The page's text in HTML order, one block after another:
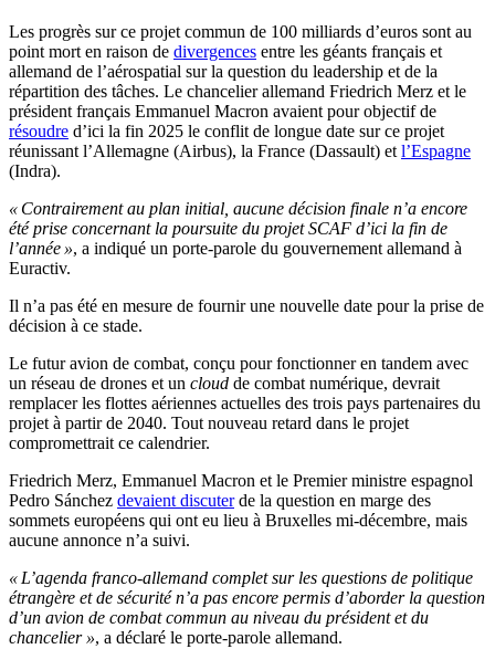
Les progrès sur ce projet commun de 100 milliards d’euros sont au
point mort en raison de divergences entre les géants français et
allemand de l’aérospatial sur la question du leadership et de la
répartition des tâches. Le chancelier allemand Friedrich Merz et le
président français Emmanuel Macron avaient pour objectif de
résoudre d’ici la fin 2025 le conflit de longue date sur ce projet
réunissant l’Allemagne (Airbus), la France (Dassault) et l’Espagne
(Indra).
« Contrairement au plan initial, aucune décision finale n’a encore
été prise concernant la poursuite du projet SCAF d’ici la fin de
l’année », a indiqué un porte-parole du gouvernement allemand à
Euractiv.
Il n’a pas été en mesure de fournir une nouvelle date pour la prise de
décision à ce stade.
Le futur avion de combat, conçu pour fonctionner en tandem avec
un réseau de drones et un cloud de combat numérique, devrait
remplacer les flottes aériennes actuelles des trois pays partenaires du
projet à partir de 2040. Tout nouveau retard dans le projet
compromettrait ce calendrier.
Friedrich Merz, Emmanuel Macron et le Premier ministre espagnol
Pedro Sánchez devaient discuterde la question en marge des
sommets européens qui ont eu lieu à Bruxelles mi-décembre, mais
aucune annonce n’a suivi.
« L’agenda franco-allemand complet sur les questions de politique
étrangère et de sécurité n’a pas encore permis d’aborder la question
d’un avion de combat commun au niveau du président et du
chancelier », a déclaré le porte-parole allemand.